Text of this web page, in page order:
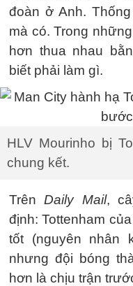
đoàn ở Anh.
mà có. Trong
hơn thua nhau
biết phải làm gì.
HLV Mourinho bị
chung kết.
TrênDaily Mail,
định: Tottenham
tốt (nguyên nhân
nhưng đội bóng
hơn là chịu trận